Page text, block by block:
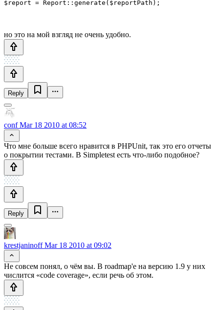
но это на мой взгляд не очень удобно.
Reply
confMar 18 2010 at 08:52
Что мне больше всего нравится в PHPUnit, так это его отчеты
о покрытии тестами. В Simpletest есть что-либо подобное?
Reply
krestjaninoffMar 18 2010 at 09:02
Не совсем понял, о чём вы. В roadmap'е на версию 1.9 у них
числится «code coverage», если речь об этом.